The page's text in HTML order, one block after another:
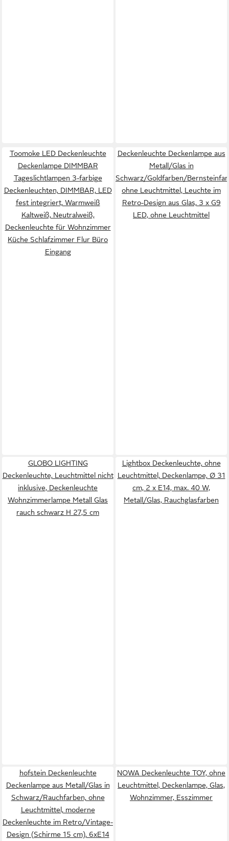
Toomoke LED Deckenleuchte
Deckenlampe DIMMBAR
Tageslichtlampen 3-farbige
Deckenleuchten, DIMMBAR, LED
fest integriert, Warmweiß
Kaltweiß, Neutralweiß,
Deckenleuchte für Wohnzimmer
Küche Schlafzimmer Flur Büro
Eingang
Deckenleuchte Deckenlampe aus
Metall/Glas in
Schwarz/Goldfarben/
ohne Leuchtmittel, Leuchte im
Retro-Design aus Glas, 3 x G9
LED, ohne Leuchtmittel
GLOBO LIGHTING
Deckenleuchte, Leuchtmittel nicht
inklusive, Deckenleuchte
Wohnzimmerlampe Metall Glas
rauch schwarz H 27,5 cm
Lightbox Deckenleuchte, ohne
Leuchtmittel, Deckenlampe, Ø 31
cm, 2 x E14, max. 40 W,
Metall/Glas, Rauchglasfarben
hofstein Deckenleuchte
Deckenlampe aus Metall/Glas in
Schwarz/Rauchfarben, ohne
Leuchtmittel, moderne
Deckenleuchte im Retro/Vintage-
Design (Schirme 15 cm), 6xE14
NOWA Deckenleuchte TOY, ohne
Leuchtmittel, Deckenlampe, Glas,
Wohnzimmer, Esszimmer